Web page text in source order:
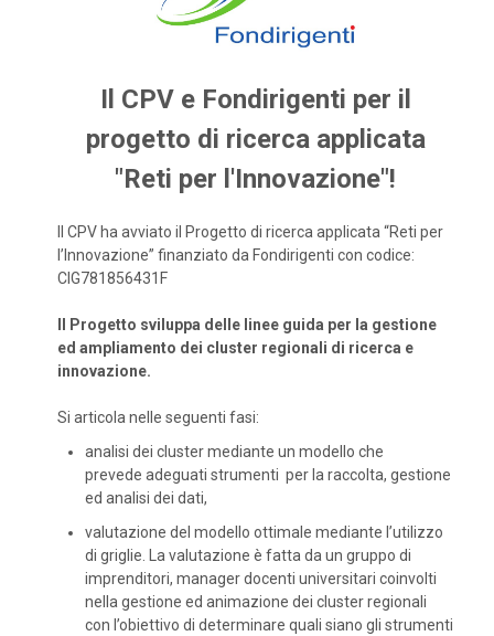
Il CPV e Fondirigenti per il
progetto di ricerca applicata
"Reti per l'Innovazione"!
Il CPV ha avviato il Progetto di ricerca applicata “Reti per
l’Innovazione” finanziato da Fondirigenti con codice:
CIG781856431F
Il Progetto sviluppa delle linee guida per la gestione
ed ampliamento dei cluster regionali di ricerca e
innovazione.
Si articola nelle seguenti fasi:
analisi dei cluster mediante un modello che
prevede adeguati strumenti per la raccolta, gestione
ed analisi dei dati,
valutazione del modello ottimale mediante l’utilizzo
di griglie. La valutazione è fatta da un gruppo di
imprenditori, manager docenti universitari coinvolti
nella gestione ed animazione dei cluster regionali
con l’obiettivo di determinare quali siano gli strumenti